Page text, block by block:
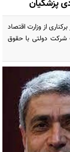
پزشکیان
از وزارت اقتصاد
دولتی با حقوق